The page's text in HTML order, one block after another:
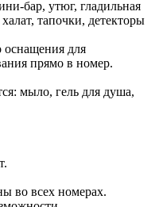
бар, утюг, гладильная
тапочки, детекторы
оснащения для
прямо в номер.
мыло, гель для душа,
во всех номерах.